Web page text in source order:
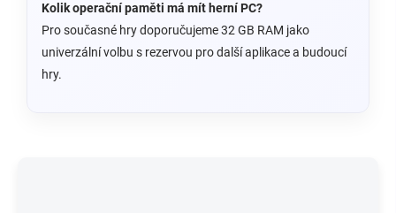
Kolik operační paměti má mít herní PC?
Pro současné hry doporučujeme 32 GB RAM jako
univerzální volbu s rezervou pro další aplikace a budoucí
hry.